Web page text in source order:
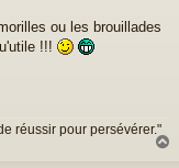
ou les brouillades
!!!
réussir pour persévérer."